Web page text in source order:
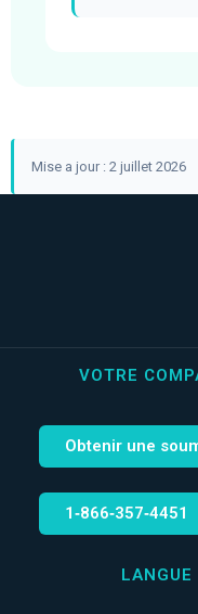
Mise a jour : 2 juillet 2026
VOTRE
Obtenir une
1‑866‑357‑4451
LANGUE